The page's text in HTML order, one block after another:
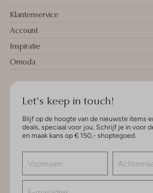
Klantenservice
Account
Inspiratie
Omoda
Let's keep in touch!
Blijf op de hoogte van de nieuwste items
deals, speciaal voor jou. Schrijf je in voor
en maak kans op € 150,- shoptegoed.